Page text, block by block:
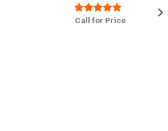
Được xếp
Call for Price